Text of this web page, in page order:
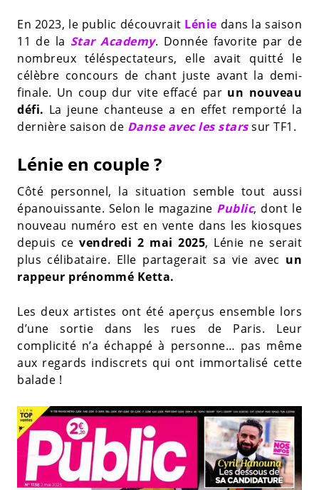
En 2023, le public découvrait Lénie dans la saison
11 de la Star Academy. Donnée favorite par de
nombreux téléspectateurs, elle avait quitté le
célèbre concours de chant juste avant la demi-
finale. Un coup dur vite effacé par un nouveau
défi. La jeune chanteuse a en effet remporté la
dernière saison de Danse avec les starssur TF1.
Lénie en couple ?
Côté personnel, la situation semble tout aussi
épanouissante. Selon le magazine Public, dont le
nouveau numéro est en vente dans les kiosques
depuis cevendredi 2 mai 2025, Lénie ne serait
plus célibataire. Elle partagerait sa vie avec un
rappeur prénommé Ketta.
Les deux artistes ont été aperçus ensemble lors
d’une sortie dans les rues de Paris. Leur
complicité n’a échappé à personne… pas même
aux regards indiscrets qui ont immortalisé cette
balade !